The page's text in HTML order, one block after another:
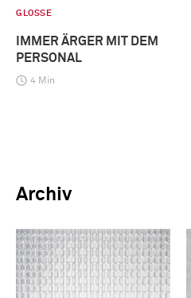
GLOSSE
IMMER ÄRGER MIT DEM
PERSONAL
4 Min
Archiv